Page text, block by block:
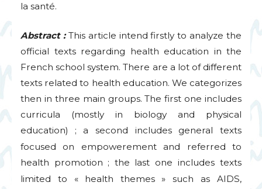
la santé.
Abstract : This article intend firstly to analyze the
official texts regarding health education in the
French school system. There are a lot of different
texts related to health education. We categorizes
then in three main groups. The first one includes
curricula (mostly in biology and physical
education)
; a second includes general texts
focused on empowerement and referred to
health promotion ; the last one includes texts
limited to «
health themes » such as AIDS,